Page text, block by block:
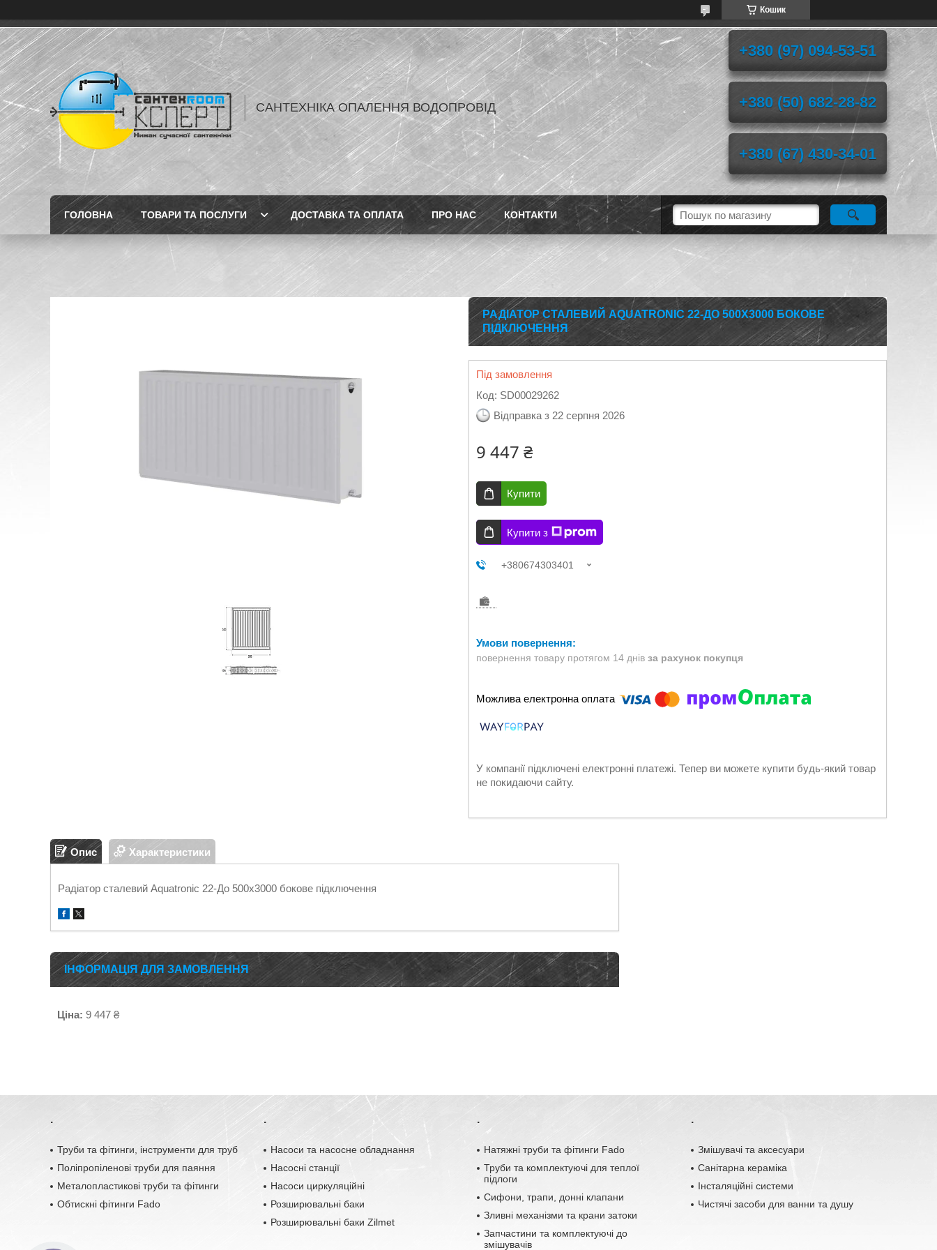
Кошик
САНТЕХНІКА ОПАЛЕННЯ ВОДОПРОВІД
+380 (97) 094-53-51
+380 (50) 682-28-82
+380 (67) 430-34-01
ГОЛОВНА ТОВАРИ ТА ПОСЛУГИ ДОСТАВКА ТА ОПЛАТА ПРО НАС КОНТАКТИ
РАДІАТОР СТАЛЕВИЙ AQUATRONIC 22-ДО 500Х3000 БОКОВЕ
ПІДКЛЮЧЕННЯ
Під замовлення
Код: SD00029262
Відправка з 22 серпня 2026
9 447 ₴
Купити
Купити з
+380674303401
повернення товару протягом 14 днів за рахунок покупця
У компанії підключені електронні платежі. Тепер ви можете купити будь-який товар
не покидаючи сайту.
Опис Характеристики
Радіатор сталевий Aquatronic 22-До 500х3000 бокове підключення
ІНФОРМАЦІЯ ДЛЯ ЗАМОВЛЕННЯ
Ціна: 9 447 ₴
.
Труби та фітинги, інструменти для труб
Поліпропіленові труби для паяння
Металопластикові труби та фітинги
Обтискні фітинги Fado
.
Насоси та насосне обладнання
Насосні станції
Насоси циркуляційні
Розширювальні баки
Розширювальні баки Zilmet
.
Натяжні труби та фітинги Fado
Труби та комплектуючі для теплої
підлоги
Сифони, трапи, донні клапани
Зливні механізми та крани затоки
Запчастини та комплектуючі до
змішувачів
.
Змішувачі та аксесуари
Санітарна кераміка
Інсталяційні системи
Чистячі засоби для ванни та душу